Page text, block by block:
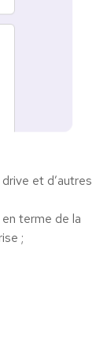
et d’autres
terme de la
;